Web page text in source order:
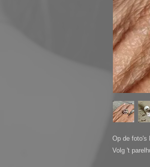
Op de foto's
Volg 't